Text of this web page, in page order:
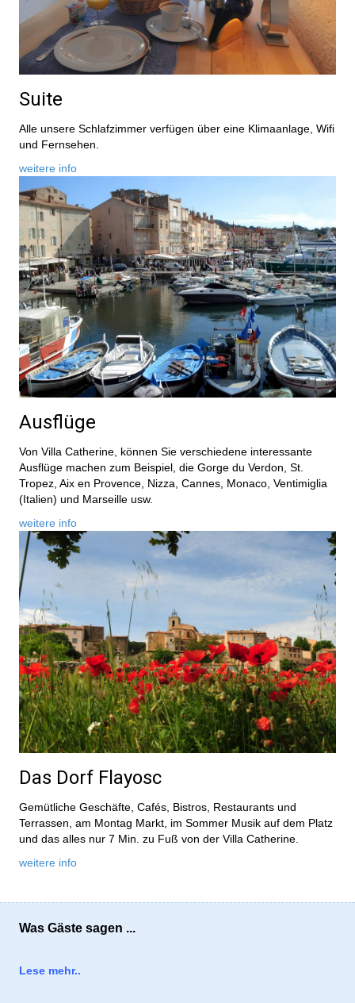
Suite
Alle unsere Schlafzimmer verfügen über eine Klimaanlage, Wifi
und Fernsehen.
weitere info
Ausflüge
Von Villa Catherine, können Sie verschiedene interessante
Ausflüge machen zum Beispiel, die Gorge du Verdon, St.
Tropez, Aix en Provence, Nizza, Cannes, Monaco, Ventimiglia
(Italien) und Marseille usw.
weitere info
Das Dorf Flayosc
Gemütliche Geschäfte, Cafés, Bistros, Restaurants und
Terrassen, am Montag Markt, im Sommer Musik auf dem Platz
und das alles nur 7 Min. zu Fuß von der Villa Catherine.
weitere info
Was Gäste sagen ...
Lese mehr..